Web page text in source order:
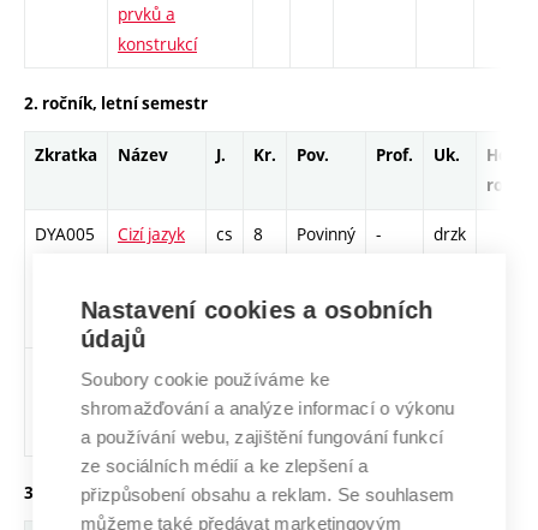
prvků a
konstrukcí
2. ročník, letní semestr
Zkratka Název J. Kr. Pov. Prof. Uk.
Hod.
DYA005
Cizí jazyk
studium
cs 8 Povinný - drzk
DJA054
Doktorský
seminář 3
(FMI)
cs 8 Povinný
3. ročník, zimní semestr
Nastavení cookies a osobních
údajů
Soubory cookie používáme ke
shromažďování a analýze informací o výkonu
a používání webu, zajištění fungování funkcí
ze sociálních médií a ke zlepšení a
přizpůsobení obsahu a reklam. Se souhlasem
můžeme také předávat marketingovým